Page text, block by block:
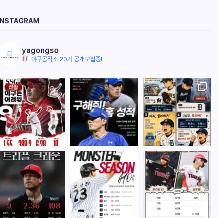
INSTAGRAM
yagongso
야구공작소 20기 공개모집중!